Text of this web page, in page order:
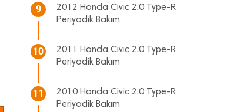
9
2012 Honda Civic 2.0 Type-R
Periyodik Bakım
10
2011 Honda Civic 2.0 Type-R
Periyodik Bakım
11
2010 Honda Civic 2.0 Type-R
Periyodik Bakım